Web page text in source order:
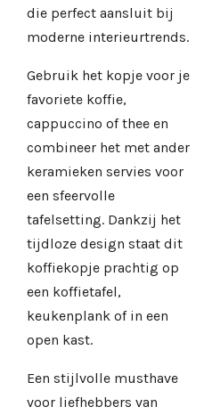
die perfect aansluit bij
moderne interieurtrends.
Gebruik het kopje voor je
favoriete koffie,
cappuccino of thee en
combineer het met ander
keramieken servies voor
een sfeervolle
tafelsetting. Dankzij het
tijdloze design staat dit
koffiekopje prachtig op
een koffietafel,
keukenplank of in een
open kast.
Een stijlvolle musthave
voor liefhebbers van